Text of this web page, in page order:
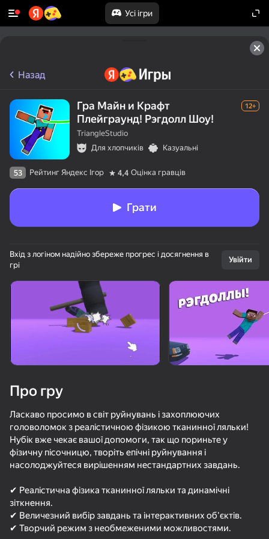
Усі ігри
Поверніть пристрій
Гра працює тільки в горизонтальній
орієнтації
ГРАТИ
Ломай Нубика Полностью!
64
ONEPUNCH battleground
74
Нубик: Ракета на луну
69 74
Назад
Гра Майн и Крафт
Плейграунд! Рэгдолл Шоу!
12+
TriangleStudio
Для хлопчиків
Казуальні
53 Рейтинг Яндекс Ігор 4,4 Оцінка гравців
Грати
Вхід з логіном надійно збереже прогрес і досягнення в
грі
Увійти
Про гру
Ласкаво просимо в світ руйнувань і захоплюючих
головоломок з реалістичною фізикою тканинної ляльки!
Нубік вже чекає вашої допомоги, так що пориньте у
фізичну пісочницю, творіть епічні руйнування і
насолоджуйтеся вирішенням нестандартних завдань.
✔ Реалістична фізика тканинної ляльки та динамічні
зіткнення.
✔ Величезний вибір завдань та інтерактивних об'єктів.
✔ Творчий режим з необмеженими можливостями.